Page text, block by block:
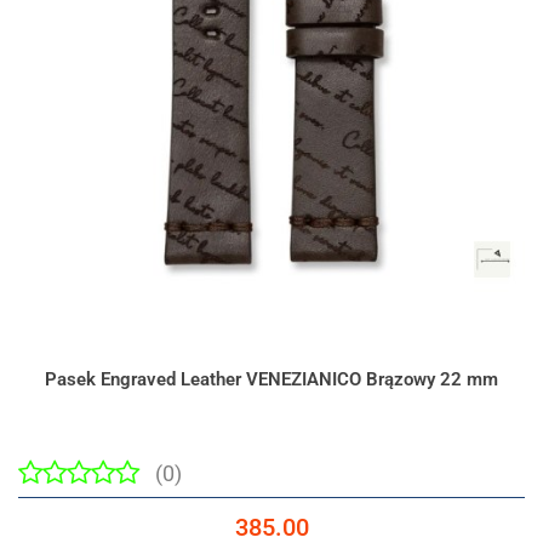
Pasek Engraved Leather VENEZIANICO Brązowy 22 mm
(0)
385.00